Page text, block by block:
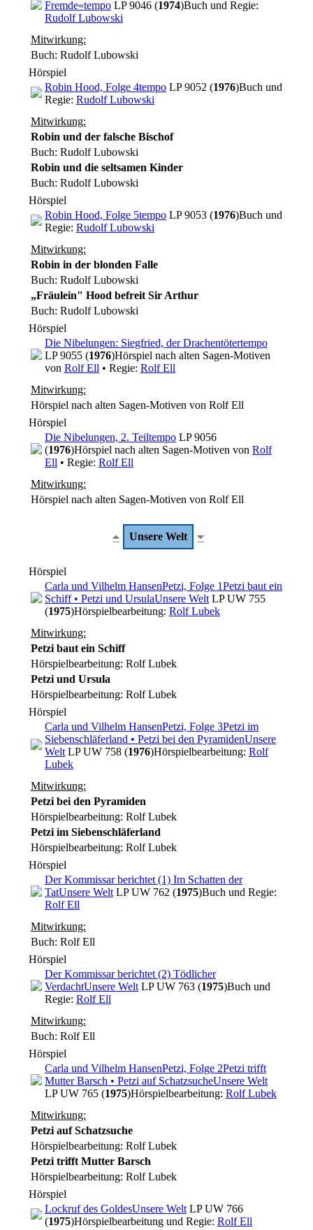
Fremde«tempoLP 9046 (1974)Buch und Regie:
Rudolf Lubowski
Mitwirkung:
Buch: Rudolf Lubowski
Hörspiel
Robin Hood, Folge 4tempoLP 9052 (1976)Buch und
Regie: Rudolf Lubowski
Mitwirkung:
Robin und der falsche Bischof
Buch: Rudolf Lubowski
Robin und die seltsamen Kinder
Buch: Rudolf Lubowski
Hörspiel
Robin Hood, Folge 5tempoLP 9053 (1976)Buch und
Regie: Rudolf Lubowski
Mitwirkung:
Robin in der blonden Falle
Buch: Rudolf Lubowski
„Fräulein" Hood befreit Sir Arthur
Buch: Rudolf Lubowski
Hörspiel
Die Nibelungen: Siegfried, der Drachentötertempo
LP 9055 (1976)Hörspiel nach alten Sagen-Motiven
von Rolf Ell • Regie: Rolf Ell
Mitwirkung:
Hörspiel nach alten Sagen-Motiven von Rolf Ell
Hörspiel
Die Nibelungen, 2. TeiltempoLP 9056
(1976)Hörspiel nach alten Sagen-Motiven von Rolf
Ell • Regie: Rolf Ell
Mitwirkung:
Hörspiel nach alten Sagen-Motiven von Rolf Ell
Unsere Welt
Hörspiel
Carla und Vilhelm HansenPetzi, Folge 1Petzi baut ein
Schiff • Petzi und UrsulaUnsere WeltLP UW 755
(1975)Hörspielbearbeitung: Rolf Lubek
Mitwirkung:
Petzi baut ein Schiff
Hörspielbearbeitung: Rolf Lubek
Petzi und Ursula
Hörspielbearbeitung: Rolf Lubek
Hörspiel
Carla und Vilhelm HansenPetzi, Folge 3Petzi im
Siebenschläferland • Petzi bei den PyramidenUnsere
WeltLP UW 758 (1976)Hörspielbearbeitung: Rolf
Lubek
Mitwirkung:
Petzi bei den Pyramiden
Hörspielbearbeitung: Rolf Lubek
Petzi im Siebenschläferland
Hörspielbearbeitung: Rolf Lubek
Hörspiel
Der Kommissar berichtet (1) Im Schatten der
TatUnsere WeltLP UW 762 (1975)Buch und Regie:
Rolf Ell
Mitwirkung:
Buch: Rolf Ell
Hörspiel
Der Kommissar berichtet (2) Tödlicher
VerdachtUnsere WeltLP UW 763 (1975)Buch und
Regie: Rolf Ell
Mitwirkung:
Buch: Rolf Ell
Hörspiel
Carla und Vilhelm HansenPetzi, Folge 2Petzi trifft
Mutter Barsch • Petzi auf SchatzsucheUnsere Welt
LP UW 765 (1975)Hörspielbearbeitung: Rolf Lubek
Mitwirkung:
Petzi auf Schatzsuche
Hörspielbearbeitung: Rolf Lubek
Petzi trifft Mutter Barsch
Hörspielbearbeitung: Rolf Lubek
Hörspiel
Lockruf des GoldesUnsere WeltLP UW 766
(1975)Hörspielbearbeitung und Regie: Rolf Ell